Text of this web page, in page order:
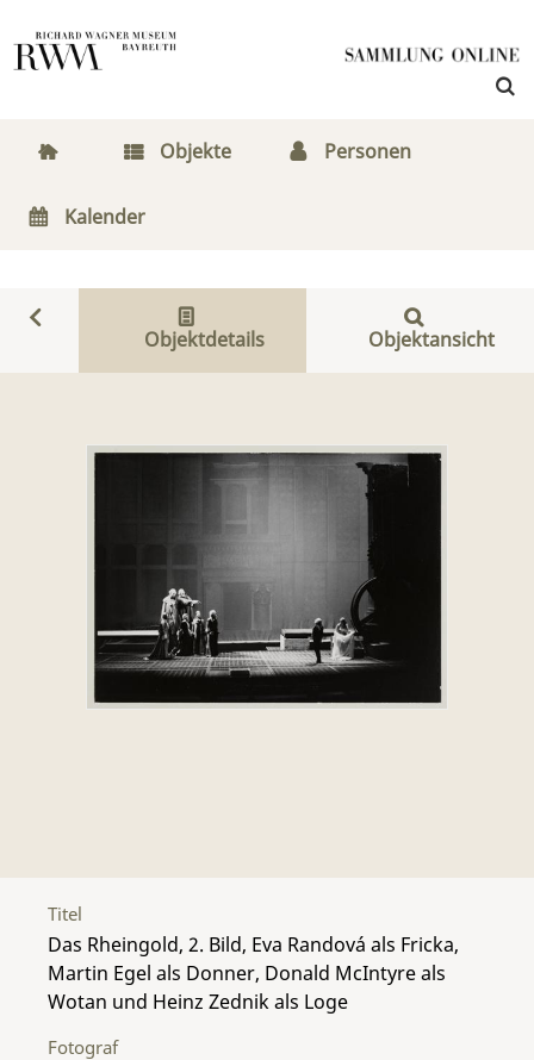
Objekte Personen
Kalender
Objektdetails Objektansicht
Titel
Das Rheingold, 2. Bild, Eva Randová als Fricka,
Martin Egel als Donner, Donald McIntyre als
Wotan und Heinz Zednik als Loge
Fotograf